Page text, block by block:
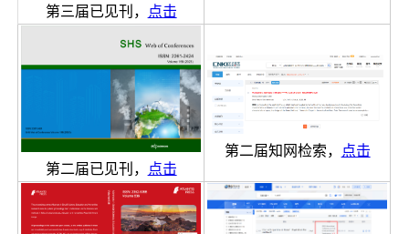
第三届已见刊， 点击
第二届已见刊， 点击
第二届知网检索， 点击